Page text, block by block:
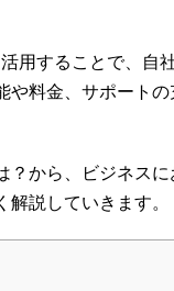
用することで、自
料金、サポート
から、ビジネス
説していきます。